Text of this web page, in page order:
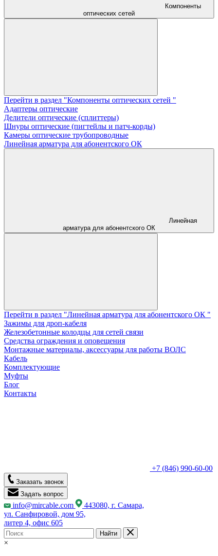
Компоненты
оптических сетей
Перейти в раздел "Компоненты оптических сетей "
Адаптеры оптические
Делители оптические (сплиттеры)
Шнуры оптические (пигтейлы и патч-корды)
Камеры оптические трубопроводные
Линейная арматура для абонентского ОК
Линейная
арматура для абонентского ОК
Перейти в раздел "Линейная арматура для абонентского ОК "
Зажимы для дроп-кабеля
Железобетонные колодцы для сетей связи
Средства ограждения и оповещения
Монтажные материалы, аксессуары для работы ВОЛС
Кабель
Комплектующие
Муфты
Блог
Контакты
+7 (846) 990-60-00
Заказать звонок
Задать вопрос
info@mircable.com
443080, г. Самара,
ул. Санфировой, дом 95,
литер 4, офис 605
Найти
×